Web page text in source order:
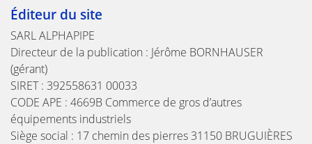
Éditeur du site
SARL ALPHAPIPE
Directeur de la publication : Jérôme BORNHAUSER
(gérant)
SIRET : 392558631 00033
CODE APE : 4669B Commerce de gros d’autres
équipements industriels
Siège social : 17 chemin des pierres 31150 BRUGUIÈRES